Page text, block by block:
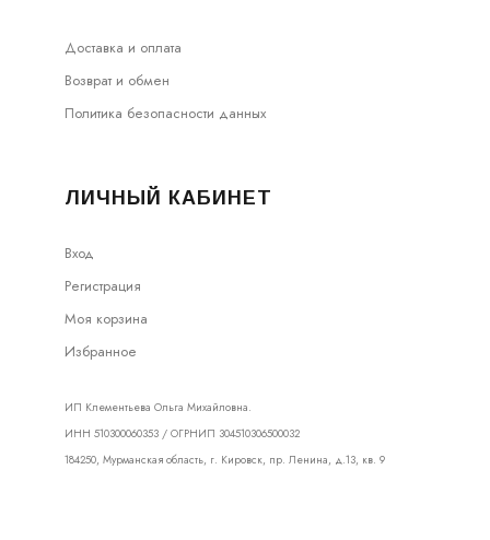
Доставка и оплата
Возврат и обмен
Политика безопасности данных
ЛИЧНЫЙ КАБИНЕТ
Вход
Регистрация
Моя корзина
Избранное
ИП Клементьева Ольга Михайловна.
ИНН 510300060353 / ОГРНИП 304510306500032
184250, Мурманская область, г. Кировск, пр. Ленина, д.13, кв. 9